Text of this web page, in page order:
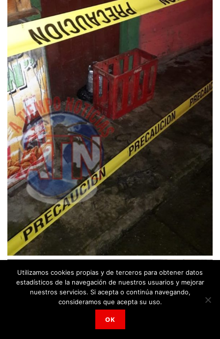
Utilizamos cookies propias y de terceros para obtener datos
estadísticos de la navegación de nuestros usuarios y mejorar
nuestros servicios. Si acepta o continúa navegando,
consideramos que acepta su uso.
OK